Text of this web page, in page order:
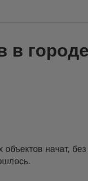
в
начат,